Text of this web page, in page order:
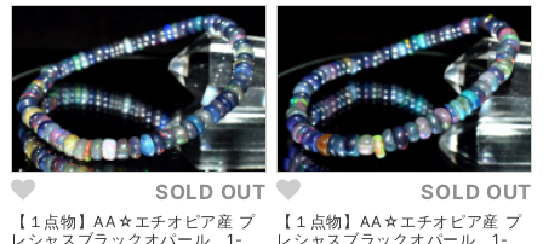
SOLD OUT
【１点物】AA☆エチオピア産 プ
レシャスブラックオパール 1-
SOLD OUT
【１点物】AA☆エチオピア産 プ
レシャスブラックオパール 1-